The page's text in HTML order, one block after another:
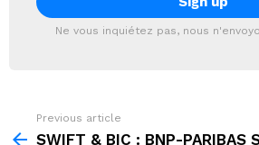
Ne vous inquiétez pas, nous
more
Previous article
SWIFT & BIC : BNP-PARIBAS